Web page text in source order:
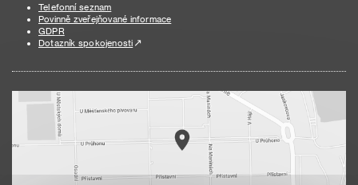
Telefonní seznam
Povinně zveřejňované informace
GDPR
Dotazník spokojenosti